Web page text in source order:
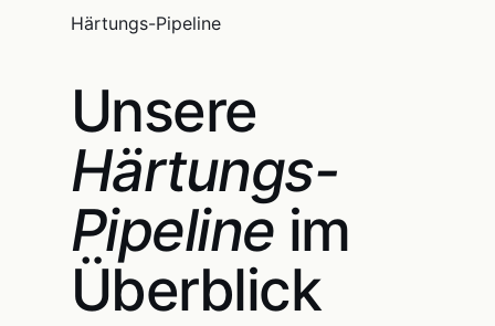
Härtungs-Pipeline
Unsere
Härtungs-
Pipeline im
Überblick